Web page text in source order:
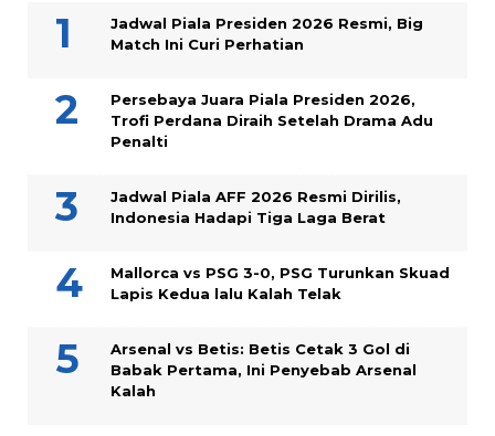
Jadwal Piala Presiden 2026 Resmi, Big
Match Ini Curi Perhatian
Persebaya Juara Piala Presiden 2026,
Trofi Perdana Diraih Setelah Drama Adu
Penalti
Jadwal Piala AFF 2026 Resmi Dirilis,
Indonesia Hadapi Tiga Laga Berat
Mallorca vs PSG 3-0, PSG Turunkan Skuad
Lapis Kedua lalu Kalah Telak
Arsenal vs Betis: Betis Cetak 3 Gol di
Babak Pertama, Ini Penyebab Arsenal
Kalah